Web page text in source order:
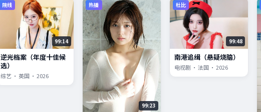
院线
99:14
逆光档案（年度十佳候
选）
综艺 · 英国 · 2026
热播
99:23
杜比
99:48
南港追缉（悬疑烧脑）
电视剧 · 法国 · 2026